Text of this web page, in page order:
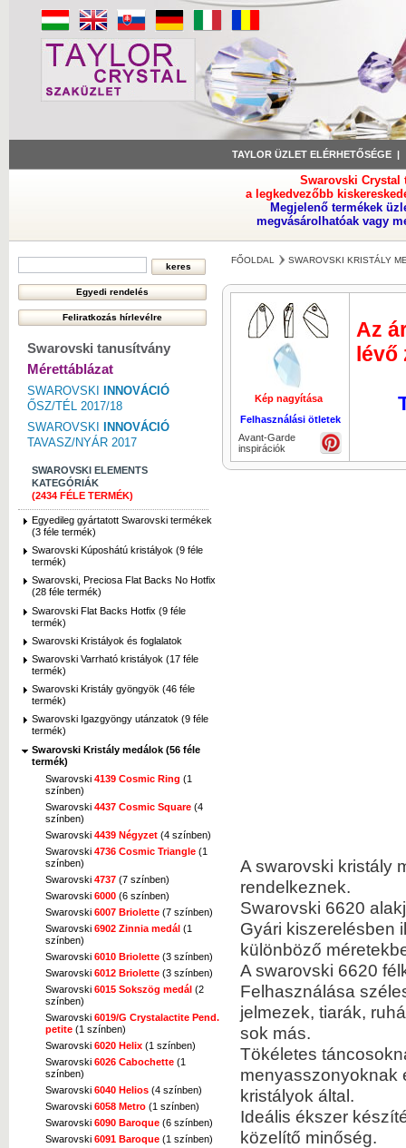
TAYLOR ÜZLET ELÉRHETŐSÉGE
Swarovski Crystal
a legkedvezőbb
Megjelenő termékek
megvásárolhatóak vagy
Swarovski tanusítvány
Mérettáblázat
SWAROVSKI
INNOVÁCIÓ
ŐSZ/TÉL 2017/18
SWAROVSKI
INNOVÁCIÓ
TAVASZ/NYÁR 2017
SWAROVSKI ELEMENTS
KATEGÓRIÁK
(2434 FÉLE TERMÉK)
Egyedileg gyártatott Swarovski termékek
(3 féle termék)
Swarovski Kúposhátú kristályok (9 féle
termék)
Swarovski, Preciosa Flat Backs No Hotfix
(28 féle termék)
Swarovski Flat Backs Hotfix (9 féle
termék)
Swarovski Kristályok és foglalatok
Swarovski Varrható kristályok (17 féle
termék)
Swarovski Kristály gyöngyök (46 féle
termék)
Swarovski Igazgyöngy utánzatok (9 féle
termék)
Swarovski Kristály medálok (56 féle
termék)
Swarovski 4139 Cosmic Ring (1
színben)
Swarovski 4437 Cosmic Square (4
színben)
Swarovski 4439 Négyzet (4 színben)
Swarovski 4736 Cosmic Triangle (1
színben)
Swarovski 4737 (7 színben)
Swarovski 6000 (6 színben)
Swarovski 6007 Briolette (7 színben)
Swarovski 6902 Zinnia medál (1
színben)
Swarovski 6010 Briolette (3 színben)
Swarovski 6012 Briolette (3 színben)
Swarovski 6015 Sokszög medál (2
színben)
Swarovski 6019/G Crystalactite Pend.
petite (1 színben)
Swarovski 6020 Helix (1 színben)
Swarovski 6026 Cabochette (1
színben)
Swarovski 6040 Helios (4 színben)
Swarovski 6058 Metro (1 színben)
Swarovski 6090 Baroque (6 színben)
Swarovski 6091 Baroque (1 színben)
FŐOLDAL SWAROVSKI KRISTÁLY
Kép nagyítása
Kép
Felhasználási ötletek
Avant-Garde
inspirációk
Az
lévő
A swarovski kristály
rendelkeznek.
Swarovski 6620
Gyári kiszerelésben
különböző
A swarovski 6620
Felhasználása
jelmezek, tiarák,
sok más.
Tökéletes
menyasszonyoknak
kristályok által.
Ideális ékszer
közelítő minőség.